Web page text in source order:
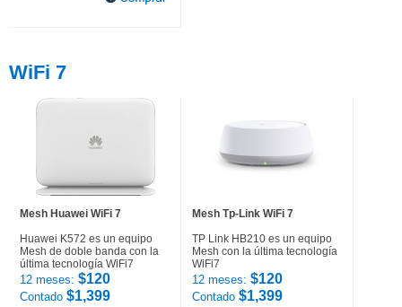
WiFi 7
Mesh Huawei WiFi 7
Huawei K572 es un equipo
Mesh de doble banda con la
última tecnología WiFi7
12 meses: $120
Contado $1,399
Mesh Tp-Link WiFi 7
TP Link HB210 es un equipo
Mesh con la última tecnología
WiFi7
12 meses: $120
Contado $1,399